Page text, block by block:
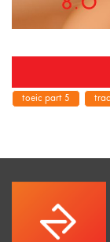
toeic part 5